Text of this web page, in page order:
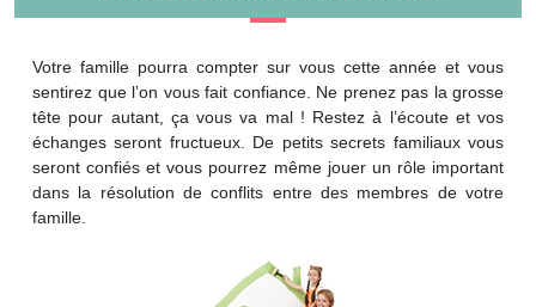
Votre famille pourra compter sur vous cette année et vous
sentirez que l’on vous fait confiance. Ne prenez pas la grosse
tête pour autant, ça vous va mal ! Restez à l’écoute et vos
échanges seront fructueux. De petits secrets familiaux vous
seront confiés et vous pourrez même jouer un rôle important
dans la résolution de conflits entre des membres de votre
famille.